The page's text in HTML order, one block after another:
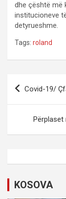
dhe çështë më
institucioneve
detyrueshme.
Tags: roland
v
i
Covid-19/
Përplaset
KOSOVA